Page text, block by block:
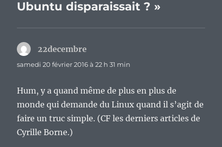
Ubuntu disparaissait ? »
22decembre
samedi 20 février 2016 à 22 h 31 min
Hum, y a quand même de plus en plus de
monde qui demande du Linux quand il s’agit de
faire un truc simple. (CF les derniers articles de
Cyrille Borne.)